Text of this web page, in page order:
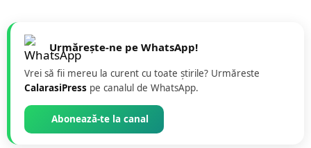
Urmărește-ne pe WhatsApp!
Vrei să fii mereu la curent cu toate știrile? Urmăreste
CalarasiPress pe canalul de WhatsApp.
Abonează-te la canal